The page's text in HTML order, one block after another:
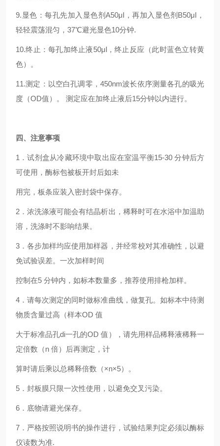
9.显色：每孔先加入显色剂A50μl，再加入显色剂B50μl，
轻轻震荡混匀，37℃避光显色10分钟.
10.终止：每孔加终止液50μl，终止反应（此时蓝色立转黄
色）。
11.测定：以空白孔调零，450nm波长依序测量各孔的吸光
度（OD值）。 测定应在加终止液后15分钟以内进行。
四、注意事项
1．试剂盒从冷藏环境中取出应在室温平衡15-30 分钟后方
可使用，酶标包被板开封后如未
用完，板条应装入密封袋中保存。
2．浓洗涤液可能会有结晶析出，稀释时可在水浴中加温助
溶，洗涤时不影响结果。
3．各步加样均应使用加样器，并经常校对其准确性，以避
免试验误差。一次加样时间
控制在5 分钟内，如标本数量多，推荐使用排枪加样。
4．请每次测定的同时做标准曲线，做复孔。如标本中待测
物质含量过高（样本OD 值
大于标准品孔di一孔的OD 值），请先用样品稀释液稀释一
定倍数（n 倍）后再测定，计
算时请后乘以总稀释倍数（×n×5）。
5．封板膜只限一次性使用，以避免交叉污染。
6．底物请避光保存。
7．严格按照说明书的操作进行，试验结果判定必须以酶标
仪读数为准.